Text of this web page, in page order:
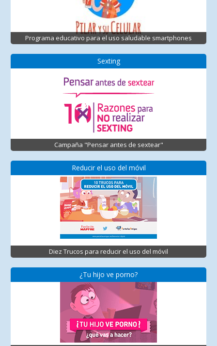
Programa educativo para el uso saludable smartphones
Sexting
Campaña "Pensar antes de sextear"
Reducir el uso del móvil
Diez Trucos para reducir el uso del móvil
¿Tu hijo ve porno?